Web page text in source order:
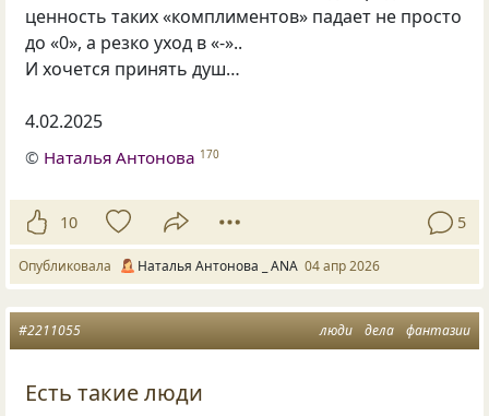
ценность таких «комплиментов» падает не просто
до «0», а резко уход в «-»..
И хочется принять душ…
4.02.2025
© Наталья Антонова 170
10 5
Опубликовала Наталья Антонова _ ANA 04 апр 2026
люди дела фантазии
#2211055
Есть такие люди